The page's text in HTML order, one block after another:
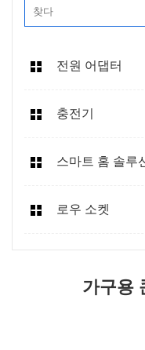
전원 어댑터
충전기
스마트 홈 솔루
로우 소켓
가구용